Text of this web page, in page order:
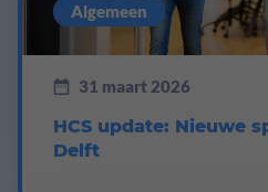
Algemeen
31 maart 2026
HCS update: Nieuwe
Delft